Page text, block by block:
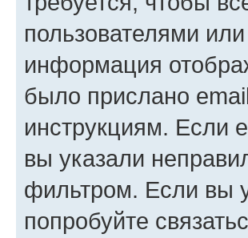
пользователями
информация
было прислано
инструкциям. Если
вы указали
фильтром. Если вы
попробуйте